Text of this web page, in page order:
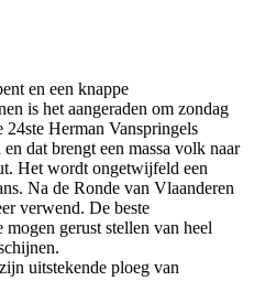
en een knappe
is het aangeraden om zondag
Herman Vanspringels
dat brengt een massa volk naar
Het wordt ongetwijfeld een
Na de Ronde van Vlaanderen
verwend. De beste
gerust stellen van heel
uitstekende ploeg van